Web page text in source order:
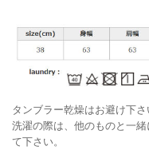
タンブラー乾燥はお避け下
洗濯の際は、他のものと一
て下さい。